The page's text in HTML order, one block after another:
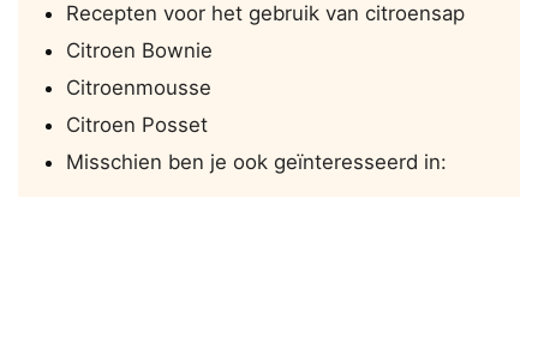
Recepten voor het gebruik van citroensap
Citroen Bownie
Citroenmousse
Citroen Posset
Misschien ben je ook geïnteresseerd in: